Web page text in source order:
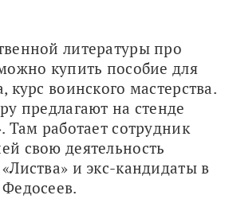
литературы про
купить пособие для
курс воинского мастерства.
предлагают на стенде
Там работает сотрудник
свою деятельность
и экс-кандидаты в